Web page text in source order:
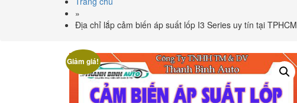
»
Địa chỉ lắp cảm biến áp suất lốp I3 Series uy tín tại TPHCM
Giảm giá!